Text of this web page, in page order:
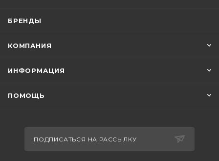
БРЕНДЫ
КОМПАНИЯ
ИНФОРМАЦИЯ
ПОМОЩЬ
ПОДПИСАТЬСЯ НА РАССЫЛКУ